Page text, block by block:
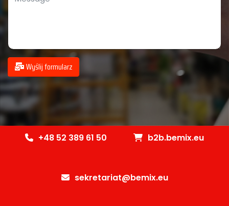
Wyślij formularz
+48 52 389 61 50 b2b.bemix.eu
sekretariat@bemix.eu